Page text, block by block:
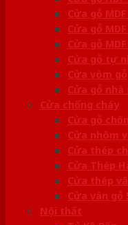
Cửa gỗ
Cửa gỗ
Cửa gỗ MDF
Cửa gỗ tự
Cửa vòm gỗ
Cửa gỗ nhà
Cửa chống cháy
Cửa gỗ
Cửa nhôm
Cửa thép
Cửa Thép
Cửa thép
Cửa vân gỗ
Nội thất